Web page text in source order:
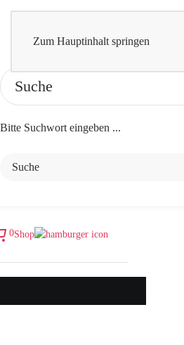
Zum Hauptinhalt springen
Bitte Suchwort eingeben ...
0Shop